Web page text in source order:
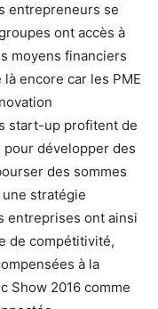
entrepreneurs se
ont accès à
moyens financiers
encore car les PME
start-up profitent de
développer des
des sommes
une stratégie
entreprises ont ainsi
de compétitivité,
à la
Show 2016 comme